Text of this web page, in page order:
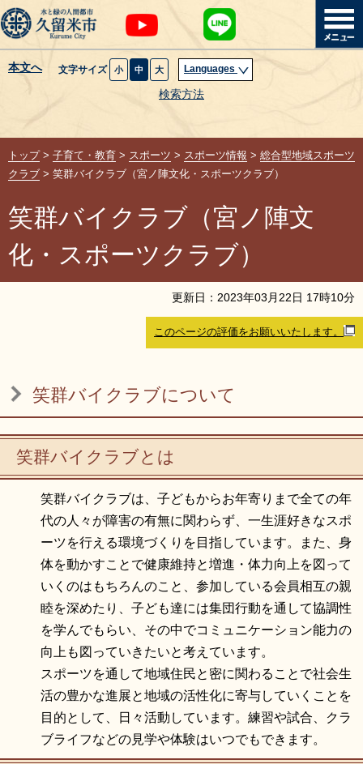
本文へ 文字サイズ 小 中 大 Languages
検索方法
暮らし・届出
健康・医療・福祉
観光魅力・イベント
創業・産業・ビジネス
組織から探す
RSS プライバシーポリシー
サイトについて
閉じる
トップ> 子育て・教育 > スポーツ > スポーツ情報 > 総合型地域スポーツ
クラブ > 笑群バイクラブ（宮ノ陣文化・スポーツクラブ）
笑群バイクラブ（宮ノ陣文
化・スポーツクラブ）
更新日： 2023年03 月 22日 17時10分
このページの評価をお願いいたします。
笑群バイクラブについて
笑群バイクラブとは
笑群バイクラブは、子どもからお年寄りまで全ての年
代の人々が障害の有無に関わらず、一生涯好きなスポ
ーツを行える環境づくりを目指しています。また、身
体を動かすことで健康維持と増進・体力向上を図って
いくのはもちろんのこと、参加している会員相互の親
睦を深めたり、子ども達には集団行動を通して協調性
を学んでもらい、その中でコミュニケーション能力の
向上も図っていきたいと考えています。
スポーツを通して地域住民と密に関わることで社会生
活の豊かな進展と地域の活性化に寄与していくことを
目的として、日々活動しています。練習や試合、クラ
ブライフなどの見学や体験はいつでもできます。